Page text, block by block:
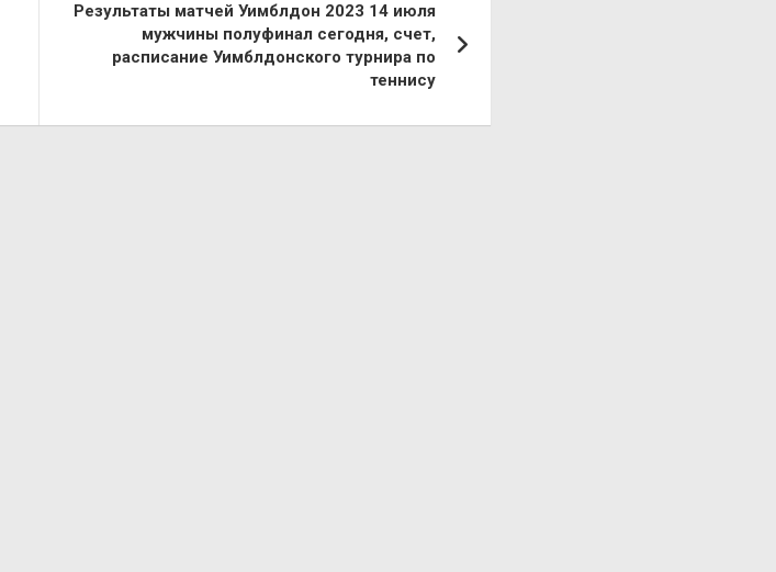
Результаты матчей Уимблдон 2023 14 июля
мужчины полуфинал сегодня, счет,
расписание Уимблдонского турнира по
теннису